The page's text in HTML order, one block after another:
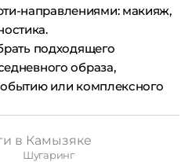
направлениями: макияж,
подходящего
образа,
или комплексного
в Камызяке
Шугаринг